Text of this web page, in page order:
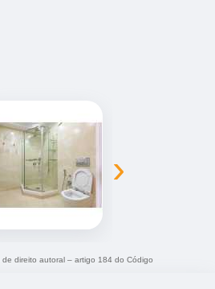
›
direito autoral – artigo 184 do Código